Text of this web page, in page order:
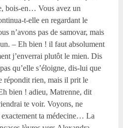
bois-en… Vous avez un
t-elle en regardant le
n’avons pas de samovar, mais
– Eh bien ! il faut absolument
j’enverrai plutôt le mien. Dis
qu’elle s’éloigne, dis-lui que
répondit rien, mais il prit le
bien ! adieu, Matrenne, dit
te voir. Voyons, ne
exactement ta médecine… La